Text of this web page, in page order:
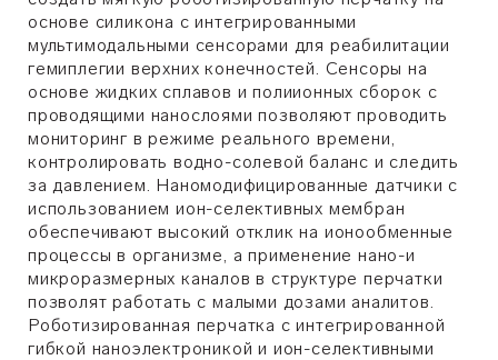
основе силикона с интегрированными
мультимодальными сенсорами для реабилитации
гемиплегии верхних конечностей. Сенсоры на
основе жидких сплавов и полиионных сборок с
проводящими нанослоями позволяют проводить
мониторинг в режиме реального времени,
контролировать водно-солевой баланс и следить
за давлением. Наномодифицированные датчики с
использованием ион-селективных мембран
обеспечивают высокий отклик на ионообменные
процессы в организме, а применение нано-и
микроразмерных каналов в структуре перчатки
позволят работать с малыми дозами аналитов.
Роботизированная перчатка с интегрированной
гибкой наноэлектроникой и ион-селективными